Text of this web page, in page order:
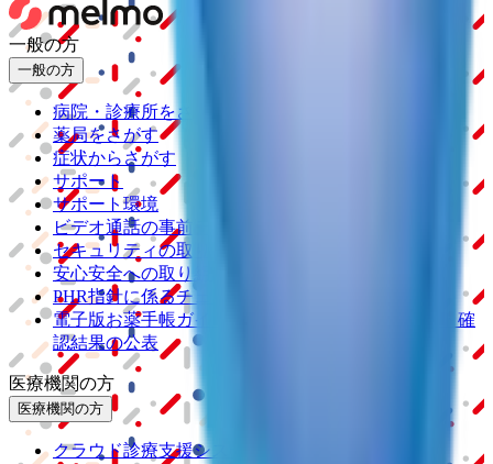
一般の方
一般の方
病院・診療所をさがす
薬局をさがす
症状からさがす
サポート
サポート環境
ビデオ通話の事前テスト
セキュリティの取り組み
安心安全への取り組み
PHR指針に係るチェックシート確認結果の公表
電子版お薬手帳ガイドラインに係るチェックシート確
認結果の公表
医療機関の方
医療機関の方
クラウド診療支援システム